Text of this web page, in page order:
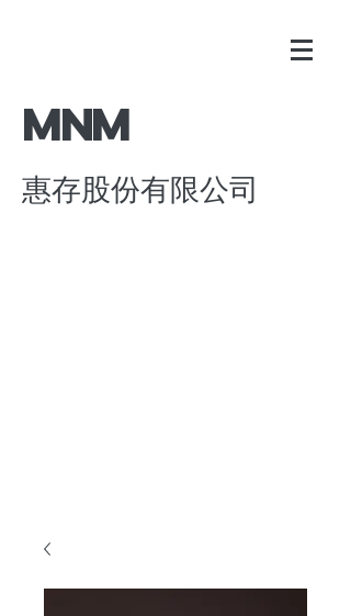
​MNM
惠存股份有限公司